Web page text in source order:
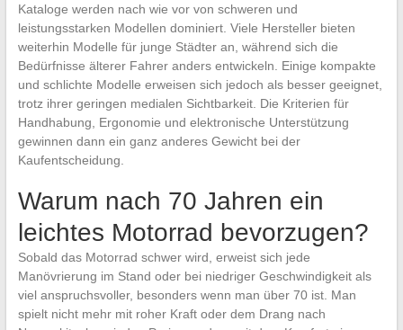
Kataloge werden nach wie vor von schweren und
leistungsstarken Modellen dominiert. Viele Hersteller bieten
weiterhin Modelle für junge Städter an, während sich die
Bedürfnisse älterer Fahrer anders entwickeln. Einige kompakte
und schlichte Modelle erweisen sich jedoch als besser geeignet,
trotz ihrer geringen medialen Sichtbarkeit. Die Kriterien für
Handhabung, Ergonomie und elektronische Unterstützung
gewinnen dann ein ganz anderes Gewicht bei der
Kaufentscheidung.
Warum nach 70 Jahren ein
leichtes Motorrad bevorzugen?
Sobald das Motorrad schwer wird, erweist sich jede
Manövrierung im Stand oder bei niedriger Geschwindigkeit als
viel anspruchsvoller, besonders wenn man über 70 ist. Man
spielt nicht mehr mit roher Kraft oder dem Drang nach